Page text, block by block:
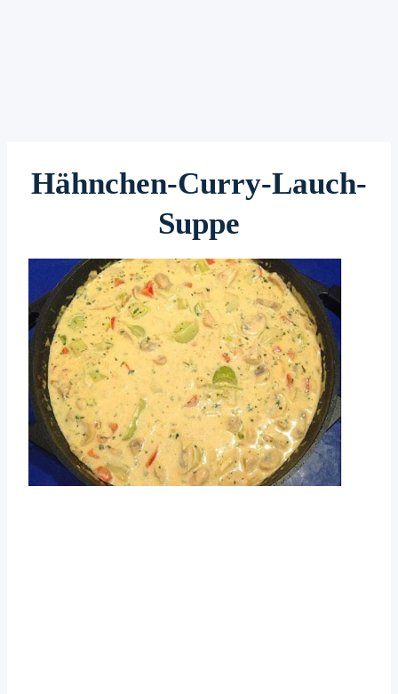
Hähnchen-Curry-Lauch-
Suppe